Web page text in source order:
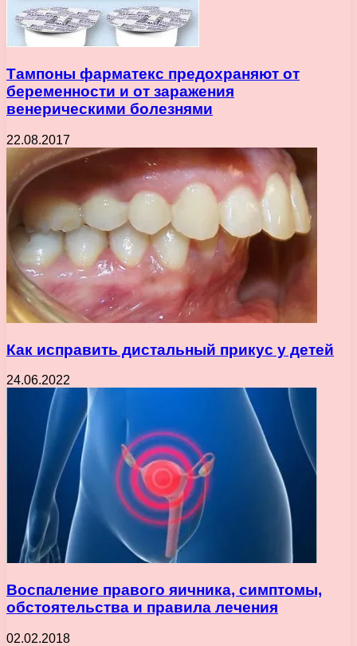
Тампоны фарматекс предохраняют от
беременности и от заражения
венерическими болезнями
22.08.2017
Как исправить дистальный прикус у детей
24.06.2022
Воспаление правого яичника, симптомы,
обстоятельства и правила лечения
02.02.2018